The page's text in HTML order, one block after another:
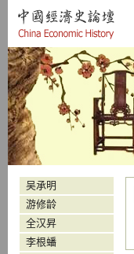
吴承明
游修龄
全汉昇
李根蟠